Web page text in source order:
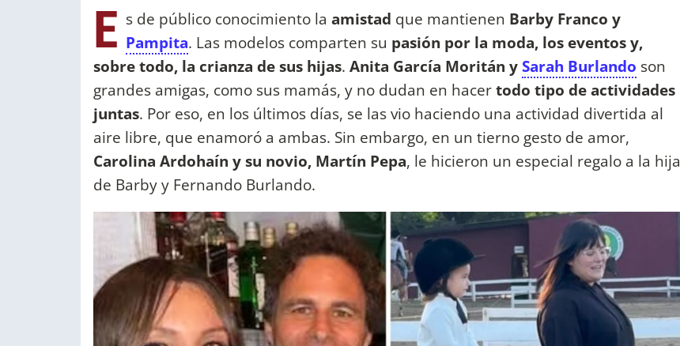
E s de público conocimiento la amistad que mantienen Barby Franco y
Pampita. Las modelos comparten su pasión por la moda, los eventos y,
sobre todo, la crianza de sus hijas. Anita García Moritán ySarah Burlando son
grandes amigas, como sus mamás, y no dudan en hacertodo tipo de actividades
juntas. Por eso, en los últimos días, se las vio haciendo una actividad divertida al
aire libre, que enamoró a ambas. Sin embargo, en un tierno gesto de amor,
Carolina Ardohaín y su novio, Martín Pepa, le hicieron un especial regalo a la hija
de Barby y Fernando Burlando.